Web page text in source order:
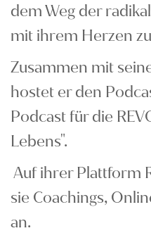
dem Weg der
mit ihrem Herzen
Zusammen mit
hostet er den
Podcast für die
Lebens".
Auf ihrer Plattform
sie Coachings,
an.